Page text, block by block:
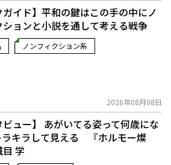
ガイド】平和の鍵はこの手の中に――ノ
ションと小説を通して考える戦争
ノンフィクション系
2026年08月08日
ビュー】 あがいてる姿って何歳にな
ラキラして見える 『ホルモー燦
学